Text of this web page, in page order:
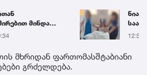
მინდა
- გოგა მანიას
ნია
12:56
მხრიდან ფართომასშტაბიანი
გრძელდება.